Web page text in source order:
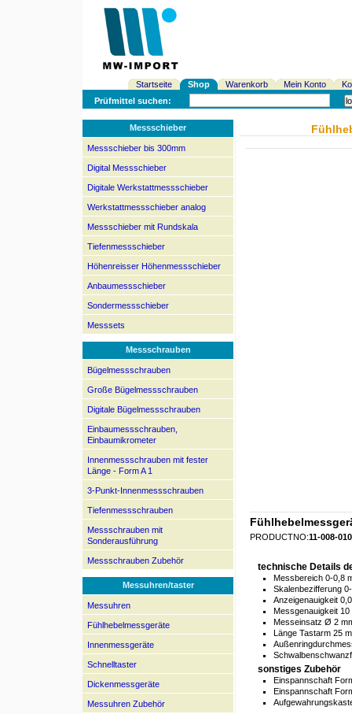
Startseite Shop Warenkorb Mein Konto
Prüfmittel suchen:
Messschieber
Messschieber bis 300mm
Digital Messschieber
Digitale Werkstattmessschieber
Werkstattmessschieber analog
Messschieber mit Rundskala
Tiefenmessschieber
Höhenreisser Höhenmessschieber
Anbaumessschieber
Sondermessschieber
Messsets
Messschrauben
Bügelmessschrauben
Große Bügelmessschrauben
Digitale Bügelmessschrauben
Einbaumessschrauben,
Einbaumikrometer
Innenmessschrauben mit fester
Länge - Form A 1
3-Punkt-Innenmessschrauben
Tiefenmessschrauben
Messschrauben mit
Sonderausführung
Messschrauben Zubehör
Messuhren/taster
Messuhren
Fühlhebelmessgeräte
Innenmessgeräte
Schnelltaster
Dickenmessgeräte
Messuhren Zubehör
PRODUCTNO:11-008-
technische Details
Messbereich 0-0,8
Skalenbezifferung
Anzeigenauigkeit
Messgenauigkeit 10
Messeinsatz Ø 2
Länge Tastarm 25
sonstiges Zubehör
Einspannschaft
Einspannschaft